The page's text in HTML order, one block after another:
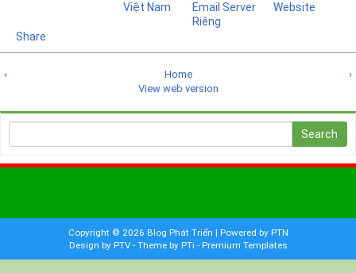
Việt Nam
Email Server
Riêng
Website
Share
‹ ›
Home
View web version
Copyright © 2026 Blog Phát Triển | Powered by PTN
Design by PTV - Theme by PTi - Premium Templates